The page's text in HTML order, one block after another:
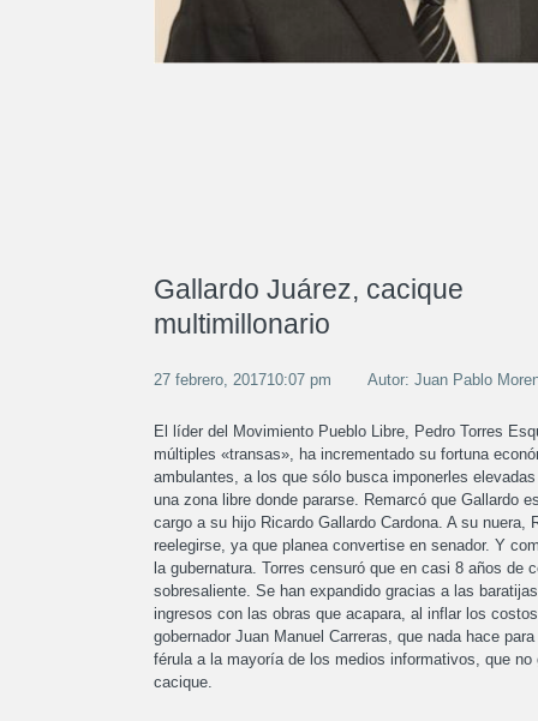
Gallardo Juárez, cacique
multimillonario
27 febrero, 201710:07 pm Autor: Juan Pablo
El líder del Movimiento Pueblo Libre, Pedro Torres
múltiples «transas», ha incrementado su fortuna
ambulantes, a los que sólo busca imponerles
una zona libre donde pararse. Remarcó que Gallardo
cargo a su hijo Ricardo Gallardo Cardona. A su
reelegirse, ya que planea convertise en senador. Y
la gubernatura. Torres censuró que en casi 8 años
sobresaliente. Se han expandido gracias a las
ingresos con las obras que acapara, al inflar los
gobernador Juan Manuel Carreras, que nada hace
férula a la mayoría de los medios informativos, que
cacique.